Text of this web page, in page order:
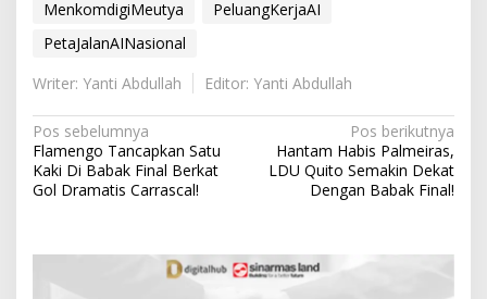
MenkomdigiMeutya
PeluangKerjaAI
PetaJalanAINasional
Writer: Yanti Abdullah
Editor: Yanti Abdullah
N
a
v
g
Pos sebelumnya
Flamengo Tancapkan Satu
Kaki Di Babak Final Berkat
Gol Dramatis Carrascal!
Pos berikutnya
Hantam Habis Palmeiras,
LDU Quito Semakin Dekat
Dengan Babak Final!